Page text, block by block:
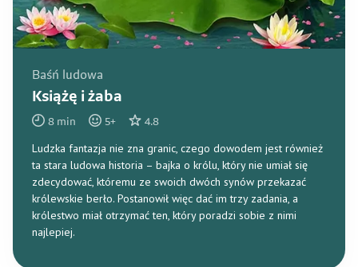
Baśń ludowa
Książę i żaba
8 min 5+ 4.8
Ludzka fantazja nie zna granic, czego dowodem jest również
ta stara ludowa historia – bajka o królu, który nie umiał się
zdecydować, któremu ze swoich dwóch synów przekazać
królewskie berło. Postanowił więc dać im trzy zadania, a
królestwo miał otrzymać ten, który poradzi sobie z nimi
najlepiej.